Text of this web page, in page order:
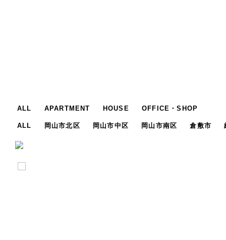
ALL APARTMENT HOUSE OFFICE・SHOP
ALL 岡山市北区 岡山市中区 岡山市南区 倉敷市